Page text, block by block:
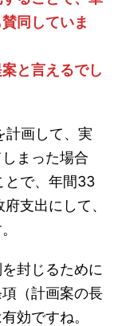
同していま
と言えるでし
計画して、実
まった場合
とで、年間33
支出にして、
封じるために
（計画案の長
効ですね。